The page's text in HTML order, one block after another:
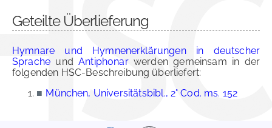
Geteilte Überlieferung
Hymnare und Hymnenerklärungen in deutscher
Sprache undAntiphonarwerden gemeinsam in der
folgenden HSC-Beschreibung überliefert:
■ München, Universitätsbibl., 2° Cod. ms. 152